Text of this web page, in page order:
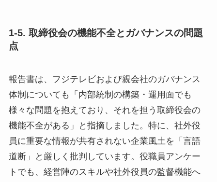
1-5. 取締役会の機能不全とガバナンスの問題
点
報告書は、フジテレビおよび親会社のガバナンス
体制についても「内部統制の構築・運用面でも
様々な問題を抱えており、それを担う取締役会の
機能不全がある」と指摘しました。特に、社外役
員に重要な情報が共有されない企業風土を「言語
道断」と厳しく批判しています。役職員アンケー
トでも、経営陣のスキルや社外役員の監督機能へ